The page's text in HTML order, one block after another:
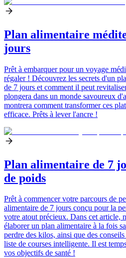
Plan alimentaire
jours
Prêt à embarquer pour un voyage
régaler ! Découvrez les secrets d'un
de 7 jours et comment il peut
plongera dans un monde savoureux
montrera comment transformer ces
efficace. Prêts à lever l'ancre !
Plan alimentaire de 7
de poids
Prêt à commencer votre parcours de
alimentaire de 7 jours conçu pour la
votre atout précieux. Dans cet article,
élaborer un plan alimentaire à la fois
perdre des kilos, ainsi que des
liste de courses intelligente. Il est
vos objectifs de santé !